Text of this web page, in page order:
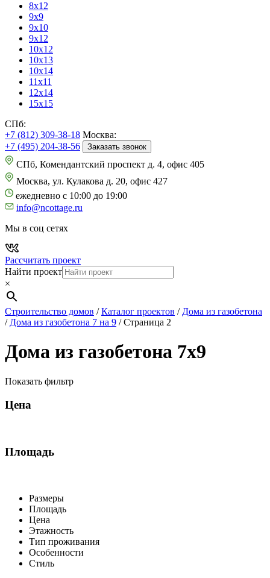
8х12
9х9
9х10
9х12
10х12
10х13
10х14
11х11
12х14
15х15
СПб:
+7 (812) 309-38-18 Москва:
+7 (495) 204-38-56
Заказать звонок
СПб, Комендантский проспект д. 4, офис 405
Москва, ул. Кулакова д. 20, офис 427
ежедневно с 10:00 до 19:00
info@ncottage.ru
Мы в соц сетях
Рассчитать проект
Найти проект
×
Строительство домов /Каталог проектов / Дома из газобетона
/ Дома из газобетона 7 на 9 /Страница 2
Дома из газобетона 7х9
Показать фильтр
Цена
Площадь
Размеры
Площадь
Цена
Этажность
Тип проживания
Особенности
Стиль